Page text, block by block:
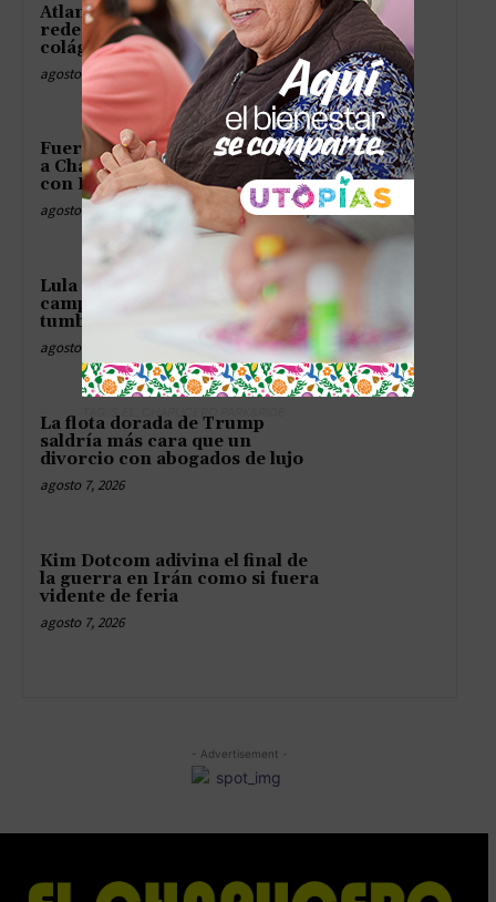
Atlante debuta con victoria y
redes sociales persiguen
colágenos invisibles
agosto 7, 2026
Fuerza Aérea Mexicana traslada
a Chávez y restaura el diálogo
con Perú
agosto 7, 2026
Lula invita a Rubio a hacer
campaña con Bolsonaro para
tumbarlos juntos
agosto 7, 2026
La flota dorada de Trump
saldría más cara que un
divorcio con abogados de lujo
agosto 7, 2026
Kim Dotcom adivina el final de
la guerra en Irán como si fuera
vidente de feria
agosto 7, 2026
- Advertisement -